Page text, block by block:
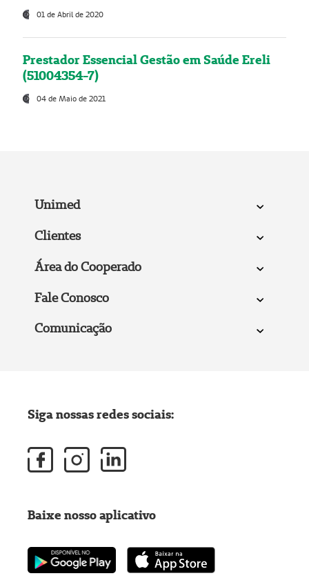
01 de Abril de 2020
Prestador Essencial Gestão em Saúde Ereli
(51004354-7)
04 de Maio de 2021
Unimed
Clientes
Área do Cooperado
Fale Conosco
Comunicação
Siga nossas redes sociais:
Baixe nosso aplicativo